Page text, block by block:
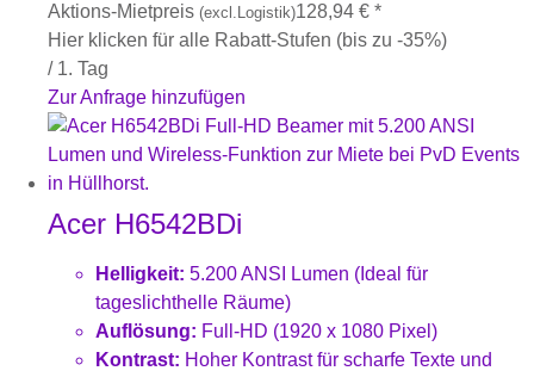
Aktions-Mietpreis (excl.Logistik)128,94 € *
Hier klicken für alle Rabatt-Stufen (bis zu -35%)
/ 1. Tag
Zur Anfrage hinzufügen
Acer H6542BDi
Helligkeit: 5.200 ANSI Lumen (Ideal für
tageslichthelle Räume)
Auflösung: Full-HD (1920 x 1080 Pixel)
Kontrast: Hoher Kontrast für scharfe Texte und